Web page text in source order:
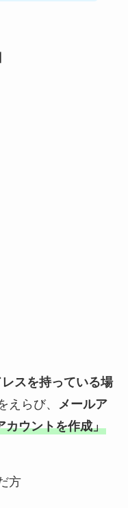
スを持っている場
えらび、
メールア
カウントを作成」
方